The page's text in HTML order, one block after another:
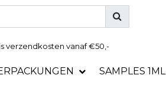
verzendkosten vanaf €50,-
SAMPLES 1ML